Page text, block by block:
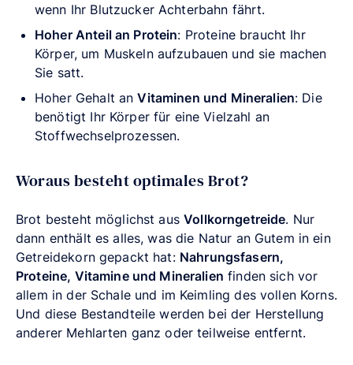
wenn Ihr Blutzucker Achterbahn fährt.
Hoher Anteil an Protein: Proteine braucht Ihr
Körper, um Muskeln aufzubauen und sie machen
Sie satt.
Hoher Gehalt anVitaminen und Mineralien: Die
benötigt Ihr Körper für eine Vielzahl an
Stoffwechselprozessen.
Woraus besteht optimales Brot?
Brot besteht möglichst ausVollkorngetreide. Nur
dann enthält es alles, was die Natur an Gutem in ein
Getreidekorn gepackt hat: Nahrungsfasern,
Proteine, Vitamine und Mineralien finden sich vor
allem in der Schale und im Keimling des vollen Korns.
Und diese Bestandteile werden bei der Herstellung
anderer Mehlarten ganz oder teilweise entfernt.